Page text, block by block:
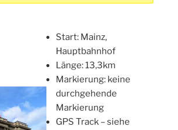
Start: Mainz,
Hauptbahnhof
Länge: 13,3km
Markierung: keine
durchgehende
Markierung
GPS Track – siehe